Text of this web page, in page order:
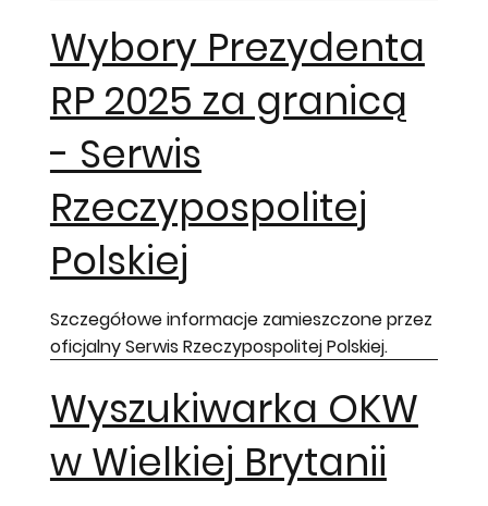
Wybory Prezydenta
RP 2025 za granicą
- Serwis
Rzeczypospolitej
Polskiej
Szczegółowe informacje zamieszczone przez
oficjalny Serwis Rzeczypospolitej Polskiej.
Wyszukiwarka OKW
w Wielkiej Brytanii